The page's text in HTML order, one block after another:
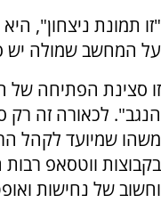
"זו תמונת ניצחון",
על המחשב שמולה יש
זו סצינת הפתיחה
הנגב". לכאורה זה
משהו שמיועד לקהל
בקבוצות ווטסאפ
וחשוב של נחישות